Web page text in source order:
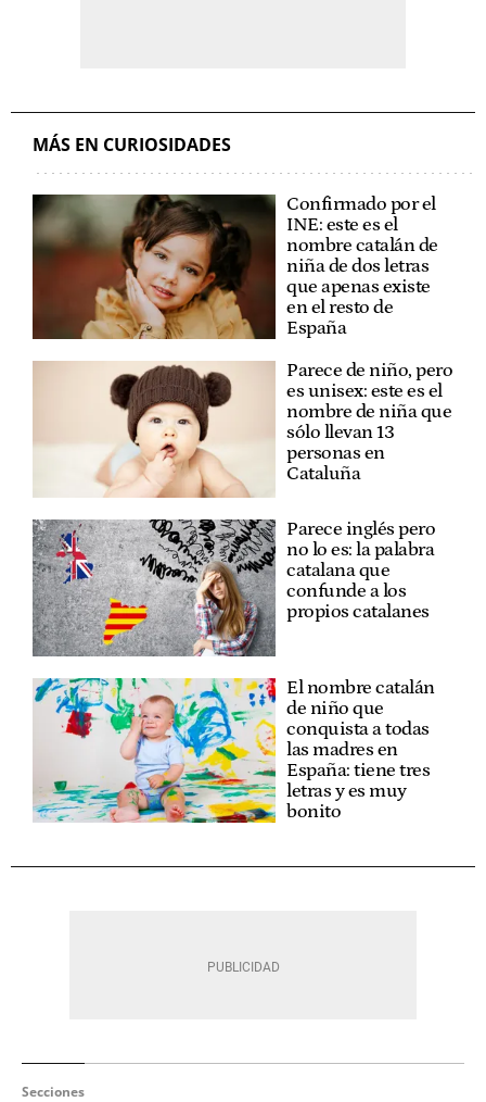
MÁS EN CURIOSIDADES
Confirmado por el
INE: este es el
nombre catalán de
niña de dos letras
que apenas existe
en el resto de
España
Parece de niño, pero
es unisex: este es el
nombre de niña que
sólo llevan 13
personas en
Cataluña
Parece inglés pero
no lo es: la palabra
catalana que
confunde a los
propios catalanes
El nombre catalán
de niño que
conquista a todas
las madres en
España: tiene tres
letras y es muy
bonito
Secciones